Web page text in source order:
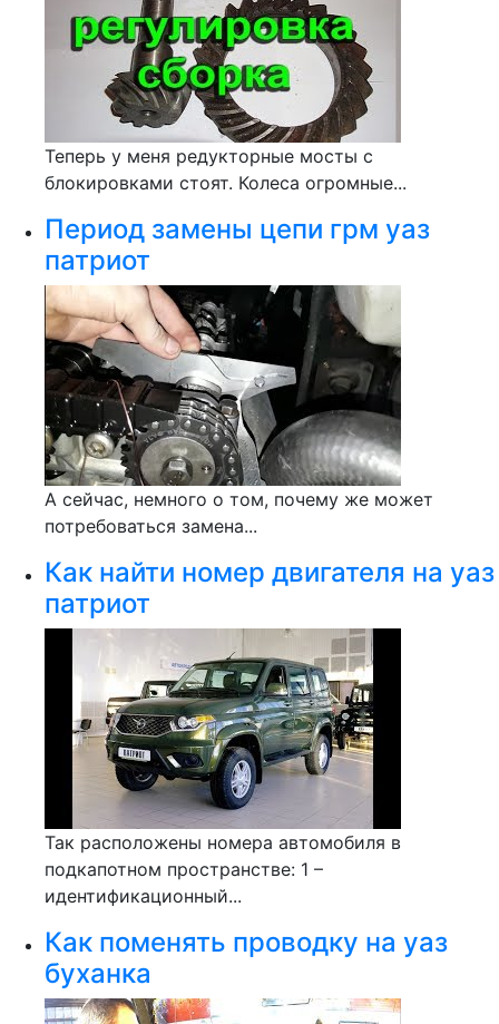
Теперь у меня редукторные мосты с
блокировками стоят. Колеса огромные...
Период замены цепи грм уаз
патриот
А сейчас, немного о том, почему же может
потребоваться замена...
Как найти номер двигателя на уаз
патриот
Так расположены номера автомобиля в
подкапотном пространстве: 1 –
идентификационный...
Как поменять проводку на уаз
буханка